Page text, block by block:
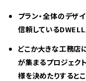
プラン・全体のデザ
信頼している
どこか大きな工務店
が集まるプロジェク
様を決めたりすると